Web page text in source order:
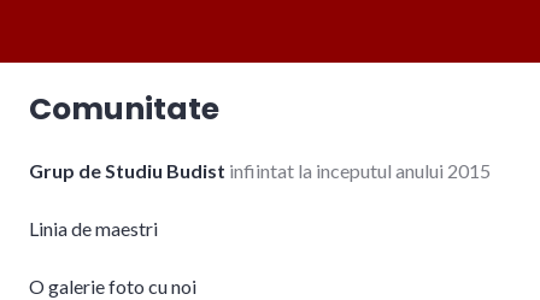
Comunitate
Grup de Studiu Budist infiintat la inceputul anului 2015
Linia de maestri
O galerie foto cu noi